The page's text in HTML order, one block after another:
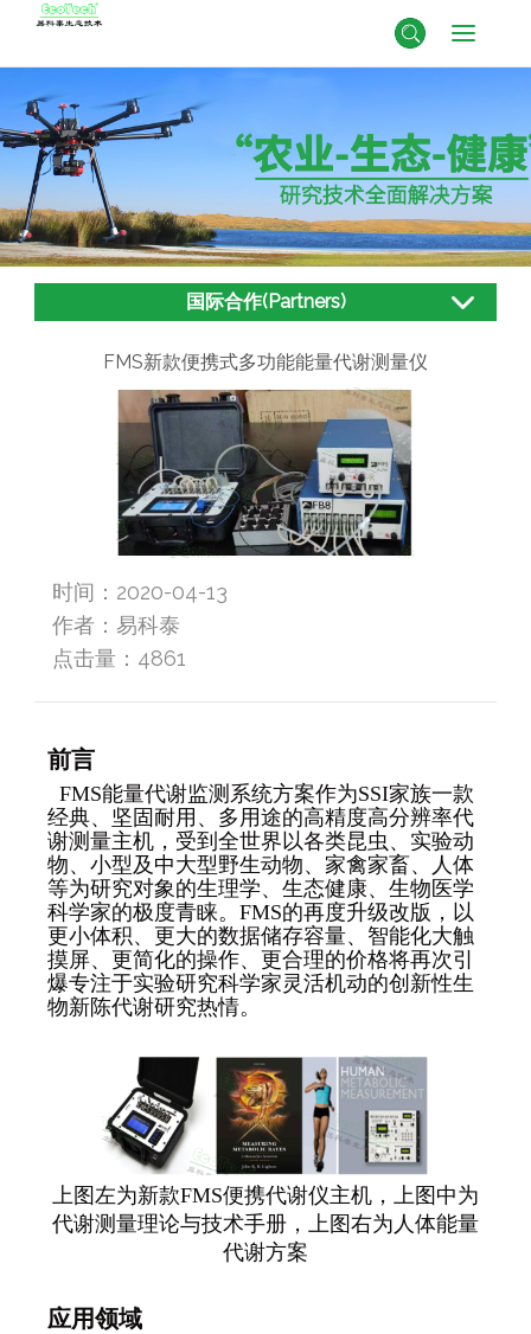
国际合作(Partners)
FMS新款便携式多功能能量代谢测量仪
时间：2020-04-13
作者：易科泰
点击量： 4861
前言
FMS能量代谢监测系统方案作为SSI家族一款
经典、坚固耐用、多用途的高精度高分辨率代
谢测量主机，受到全世界以各类昆虫、实验动
物、小型及中大型野生动物、家禽家畜、人体
等为研究对象的生理学、生态健康、生物医学
科学家的极度青睐。FMS的再度升级改版，以
更小体积、更大的数据储存容量、智能化大触
摸屏、更简化的操作、更合理的价格将再次引
爆专注于实验研究科学家灵活机动的创新性生
物新陈代谢研究热情。
上图左为新款FMS便携代谢仪主机，上图中为
代谢测量理论与技术手册，上图右为人体能量
代谢方案
应用领域